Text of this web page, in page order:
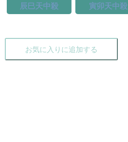
辰巳天中殺
寅卯天中殺
お気に入りに追加する